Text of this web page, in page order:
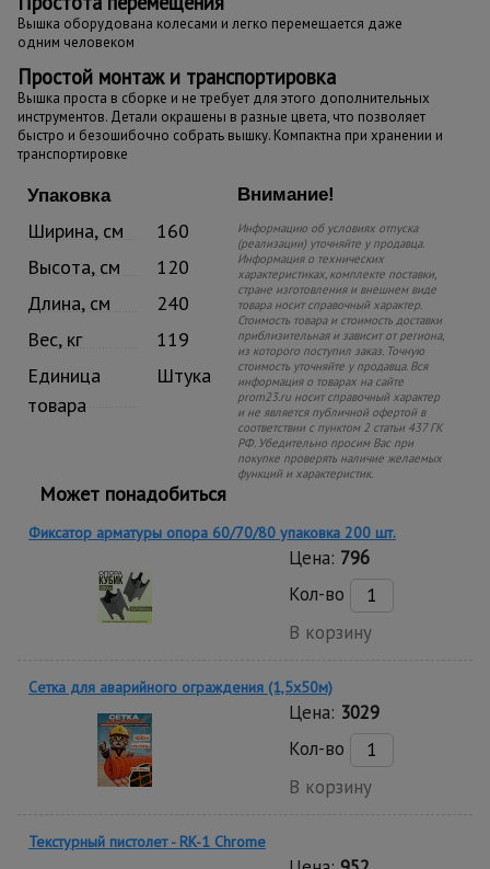
Вышка оборудована колесами и легко перемещается даже
одним человеком
Простой монтаж и транспортировка
Вышка проста в сборке и не требует для этого дополнительных
инструментов. Детали окрашены в разные цвета, что позволяет
быстро и безошибочно собрать вышку. Компактна при хранении и
транспортировке
Упаковка
Ширина, см
160
Высота, см
120
Длина, см
240
Вес, кг
119
Единица
товара
Штука
Внимание!
Информацию об условиях отпуска
(реализации) уточняйте у продавца.
Информация о технических
характеристиках, комплекте поставки,
стране изготовления и внешнем виде
товара носит справочный характер.
Стоимость товара и стоимость доставки
приблизительная и зависит от региона,
из которого поступил заказ. Точную
стоимость уточняйте у продавца. Вся
информация о товарах на сайте
prom23.ru носит справочный характер
и не является публичной офертой в
соответствии с пунктом 2 статьи 437 ГК
РФ. Убедительно просим Вас при
покупке проверять наличие желаемых
функций и характеристик.
Может понадобиться
Фиксатор арматуры опора 60/70/80 упаковка 200 шт.
Цена: 796
Кол-во
В корзину
Сетка для аварийного ограждения (1,5х50м)
Цена: 3029
Кол-во
В корзину
Текстурный пистолет - RK-1 Chrome